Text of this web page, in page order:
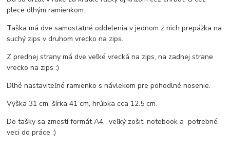
plece dlhým ramienkom.
Taška má dve samostatné oddelenia v jednom z nich prepážka na
suchý zips v druhom vrecko na zips.
Z prednej strany má dve veľké vrecká na zips, na zadnej strane
vrecko na zips :)
Dlhé nastaviteľné ramienko s návlekom pre pohodlné nosenie.
Výška 31 cm, šírka 41 cm, hrúbka cca 12.5 cm.
Do tašky sa zmestí formát A4, veľký zošit, notebook a potrebné
veci do práce :)